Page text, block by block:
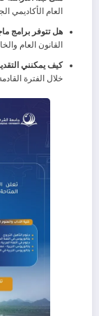
العام الأكاديمي الجديد
هل تتوفر برامج
القانون العام
كيف يمكنني
خلال الفترة